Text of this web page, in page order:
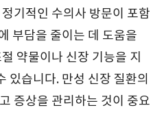
기적인 수의사 방문이 포함
부담을 줄이는 데 도움을
약물이나 신장 기능을 지
있습니다. 만성 신장 질환의
증상을 관리하는 것이 중요